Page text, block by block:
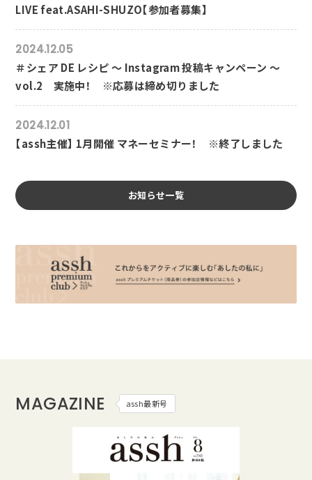
LIVE feat.ASAHI-SHUZO【参加者募集】
2024.12.05
＃シェア DE レシピ ～ Instagram 投稿キャンペーン ～
vol.2 実施中！ ※応募は締め切りました
2024.12.01
【assh主催】 1月開催 マネーセミナー！ ※終了しました
お知らせ一覧
MAGAZINE assh最新号